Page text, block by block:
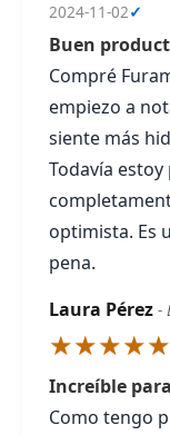
2024-11-02✓
Buen
Compré
empiezo a
siente más
Todavía
optimista. Es
pena.
Laura Pérez -
★★★★★
Increíble
Como tengo